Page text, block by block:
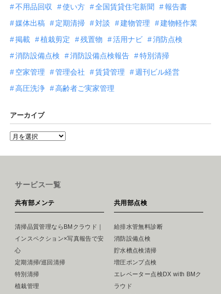
不用品回収
使い方 全国賃貸住宅新聞
報告書
媒体出稿
定期清掃 対談 建物管理
建物軽作業
掲載
植栽剪定 残置物 活用ナビ
消防点検
消防設備点検
消防設備点検報告
特別清掃
空家管理
管理会社 賃貸管理
週刊ビル経営
高圧洗浄
高齢者ご実家管理
アーカイブ
サービス一覧
共有部メンテ
清掃品質管理ならBMクラウド｜
インスペクション×写真報告で安
心
定期清掃/巡回清掃
特別清掃
植栽管理
共用部点検
給排水管無料診断
消防設備点検
貯水槽点検清掃
増圧ポンプ点検
エレベーター点検DX with BMク
ラウド